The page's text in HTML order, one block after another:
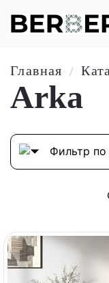
Главная /
Arka
Фильтр